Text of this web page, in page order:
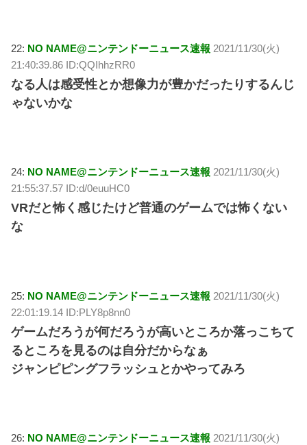
22: NO NAME@ニンテンドーニュース速報 2021/11/30(火)
21:40:39.86 ID:QQIhhzRR0
なる人は感受性とか想像力が豊かだったりするんじ
ゃないかな
24: NO NAME@ニンテンドーニュース速報 2021/11/30(火)
21:55:37.57 ID:d/0euuHC0
VRだと怖く感じたけど普通のゲームでは怖くない
な
25: NO NAME@ニンテンドーニュース速報 2021/11/30(火)
22:01:19.14 ID:PLY8p8nn0
ゲームだろうが何だろうが高いところか落っこちて
るところを見るのは自分だからなぁ
ジャンピピングフラッシュとかやってみろ
26: NO NAME@ニンテンドーニュース速報 2021/11/30(火)